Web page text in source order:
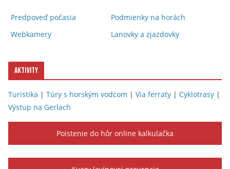
Predpoveď počasia
Webkamery
Podmienky na horách
Lanovky a zjazdovky
Aktivity
Turistika | Túry s horským vodcom | Via ferraty | Cyklotrasy |
Výstup na Gerlach
Poistenie do hôr online kalkulačka